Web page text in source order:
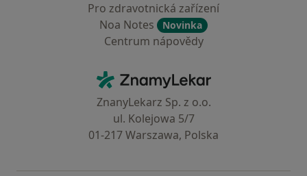
Pro zdravotnická zařízení
Noa Notes
Novinka
Centrum nápovědy
ZnamyLekar - Hlavní stránka
ZnanyLekarz Sp. z o.o.
ul. Kolejowa 5/7
01-217 Warszawa, Polska